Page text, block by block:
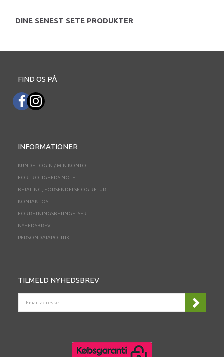
DINE SENEST SETE PRODUKTER
FIND OS PÅ
INFORMATIONER
KUNDE LOGIN / MIN KONTO
FORTROLIGHEDS NOTE
BETALING, FORSENDELSE OG RETUR
KONTAKT OS
FORRETNINGSBETINGELSER
NYHEDSBREV
PERSONDATAPOLITIK
TILMELD NYHEDSBREV
ADRESSE